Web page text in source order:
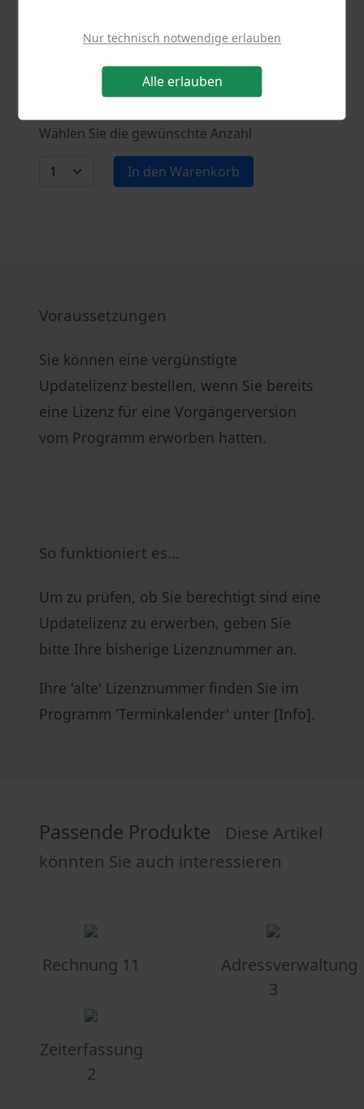
Nur technisch notwendige erlauben
Alle erlauben
Wählen Sie die gewünschte Anzahl
Voraussetzungen
Sie können eine vergünstigte
Updatelizenz bestellen, wenn Sie bereits
eine Lizenz für eine Vorgängerversion
vom Programm erworben hatten.
So funktioniert es...
Um zu prüfen, ob Sie berechtigt sind eine
Updatelizenz zu erwerben, geben Sie
bitte Ihre bisherige Lizenznummer an.
Ihre 'alte' Lizenznummer finden Sie im
Programm 'Terminkalender' unter [Info].
Passende Produkte
Diese Artikel
könnten Sie auch interessieren
Rechnung 11
Adressverwaltung
3
Zeiterfassung
2